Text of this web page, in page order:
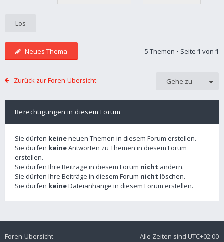
Neues Thema 5 Themen • Seite 1 von 1
Zurück zur Foren-Übersicht Gehe zu
Berechtigungen in diesem Forum
Sie dürfen keineneuen Themen in diesem Forum erstellen.
Sie dürfen keineAntworten zu Themen in diesem Forum
erstellen.
Sie dürfen Ihre Beiträge in diesem Forum nicht ändern.
Sie dürfen Ihre Beiträge in diesem Forum nicht löschen.
Sie dürfen keineDateianhänge in diesem Forum erstellen.
Foren-Übersicht Alle Zeiten sind UTC+02:00